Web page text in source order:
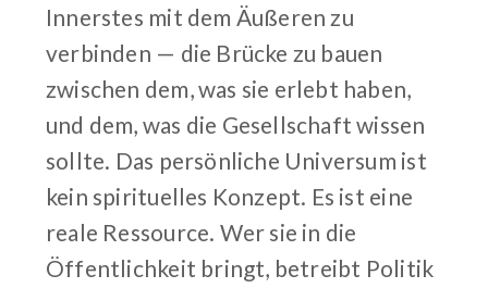
Innerstes mit dem Äußeren zu
verbinden — die Brücke zu bauen
zwischen dem, was sie erlebt haben,
und dem, was die Gesellschaft wissen
sollte. Das persönliche Universum ist
kein spirituelles Konzept. Es ist eine
reale Ressource. Wer sie in die
Öffentlichkeit bringt, betreibt Politik